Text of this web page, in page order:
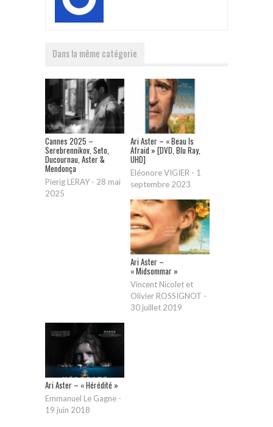
Dans la même catégorie
Cannes 2025 –
Serebrennikov, Seto,
Ducournau, Aster &
Mendonça
Pierig LERAY - 28 mai
2025
Ari Aster – « Beau Is
Afraid » [DVD, Blu Ray,
UHD]
Eléonore VIGIER - 1
septembre 2023
Ari Aster –
« Midsommar »
Vincent Nicolet et
Olivier ROSSIGNOT -
30 juillet 2019
Ari Aster – « Hérédité »
Emmanuel Le Gagne -
19 juin 2018